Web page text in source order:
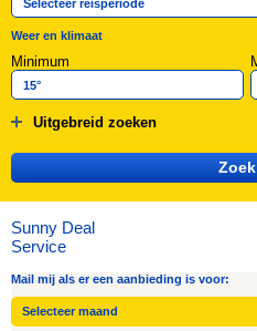
Weer en klimaat
Minimum
Uitgebreid zoeken
Sunny Deal
Service
Mail mij als er een aanbieding is voor: